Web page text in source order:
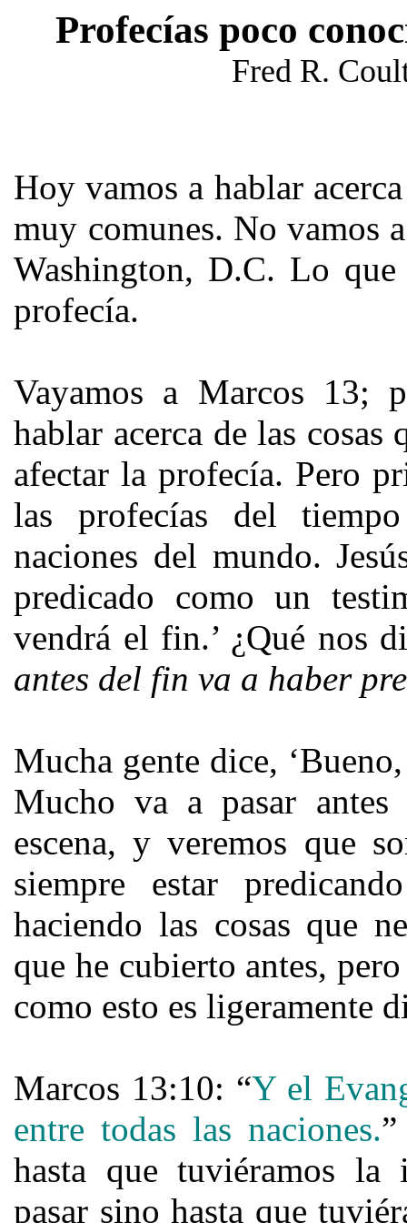
Profecías poco
Fred R.
Hoy vamos a hablar
muy comunes. No vamos
Washington, D.C. Lo que
profecía.
Vayamos a Marcos 13;
hablar acerca de las cosas
afectar la profecía. Pero
las profecías del
naciones del mundo.
predicado como un
vendrá el fin.’ ¿Qué nos
antes del fin va a haber
Mucha gente dice,
Mucho va a pasar
escena, y veremos que
siempre estar
haciendo las cosas que
que he cubierto antes,
como esto es ligeramente
Marcos 13:10: “Y el
entre todas las naciones.
hasta que tuviéramos la
pasar sino hasta que